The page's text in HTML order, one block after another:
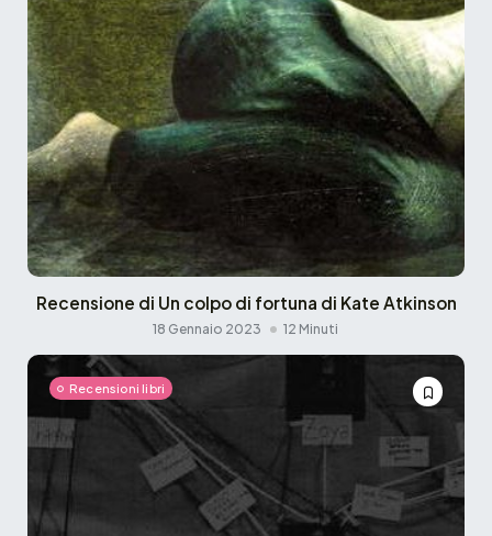
Recensione di Un colpo di fortuna di Kate Atkinson
18 Gennaio 2023 12 Minuti
Recensioni libri